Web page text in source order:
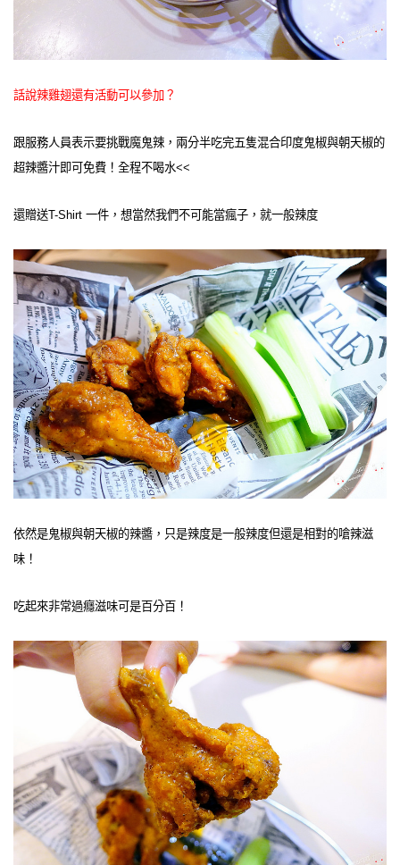
話說辣雞翅還有活動可以參加？
跟服務人員表示要挑戰魔鬼辣，兩分半吃完五隻混合印度鬼椒與朝天椒的
超辣醬汁即可免費！全程不喝水<<
還贈送T-Shirt 一件，想當然我們不可能當瘋子，就一般辣度
依然是鬼椒與朝天椒的辣醬，只是辣度是一般辣度但還是相對的嗆辣滋
味！
吃起來非常過癮滋味可是百分百！